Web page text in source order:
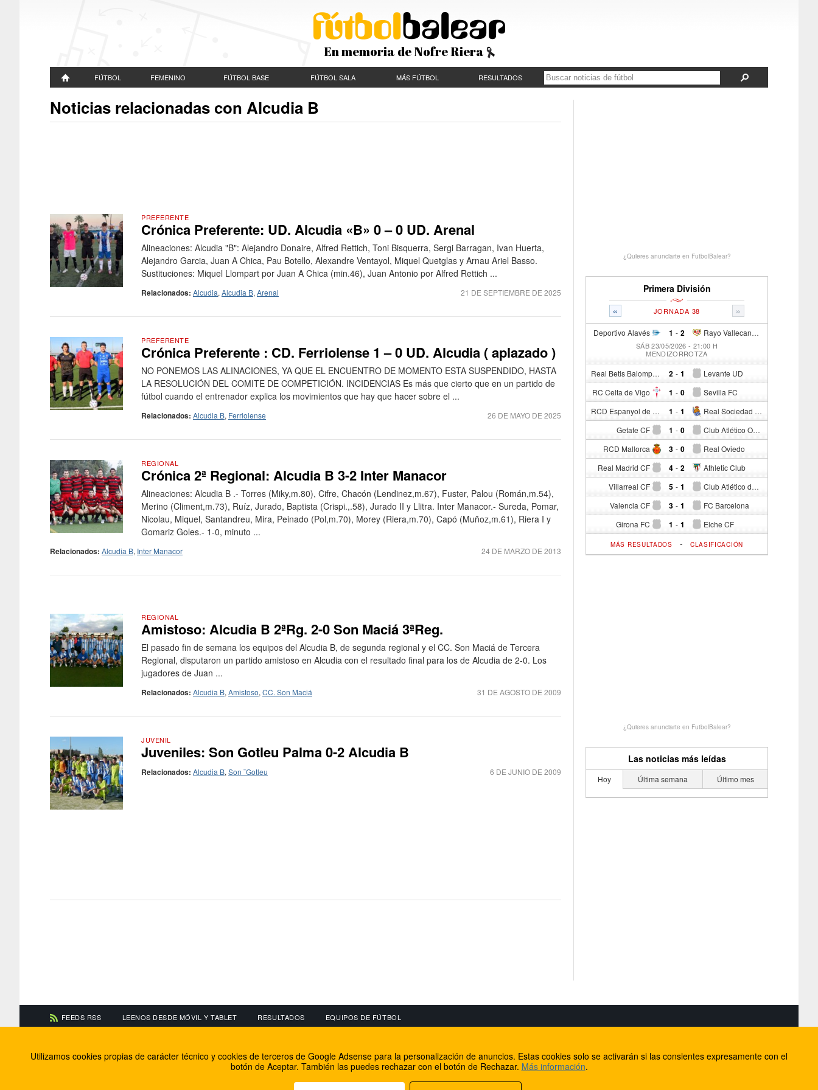
En memoria de Nofre Riera
FÚTBOL FEMENINO FÚTBOL BASE FÚTBOL SALA MÁS FÚTBOL RESULTADOS
Noticias relacionadas con Alcudia B
PREFERENTE
Crónica Preferente: UD. Alcudia «B» 0 – 0 UD. Arenal
Alineaciones: Alcudia "B": Alejandro Donaire, Alfred Rettich, Toni Bisquerra, Sergi Barragan, Ivan Huerta,
Alejandro Garcia, Juan A Chica, Pau Botello, Alexandre Ventayol, Miquel Quetglas y Arnau Ariel Basso.
Sustituciones: Miquel Llompart por Juan A Chica (min.46), Juan Antonio por Alfred Rettich ...
21 DE SEPTIEMBRE DE 2025
Relacionados: Alcudia, Alcudia B, Arenal
PREFERENTE
Crónica Preferente : CD. Ferriolense 1 – 0 UD. Alcudia ( aplazado )
NO PONEMOS LAS ALINACIONES, YA QUE EL ENCUENTRO DE MOMENTO ESTA SUSPENDIDO, HASTA
LA RESOLUCIÓN DEL COMITE DE COMPETICIÓN. INCIDENCIAS Es más que cierto que en un partido de
fútbol cuando el entrenador explica los movimientos que hay que hacer sobre el ...
26 DE MAYO DE 2025
Relacionados: Alcudia B, Ferriolense
REGIONAL
Crónica 2ª Regional: Alcudia B 3-2 Inter Manacor
Alineaciones: Alcudia B .- Torres (Miky,m.80), Cifre, Chacón (Lendinez,m.67), Fuster, Palou (Román,m.54),
Merino (Climent,m.73), Ruíz, Jurado, Baptista (Crispi.,.58), Jurado II y Llitra. Inter Manacor.- Sureda, Pomar,
Nicolau, Miquel, Santandreu, Mira, Peinado (Pol,m.70), Morey (Riera,m.70), Capó (Muñoz,m.61), Riera I y
Gomariz Goles.- 1-0, minuto ...
24 DE MARZO DE 2013
Relacionados: Alcudia B, Inter Manacor
REGIONAL
Amistoso: Alcudia B 2ªRg. 2-0 Son Maciá 3ªReg.
El pasado fin de semana los equipos del Alcudia B, de segunda regional y el CC. Son Maciá de Tercera
Regional, disputaron un partido amistoso en Alcudia con el resultado final para los de Alcudia de 2-0. Los
jugadores de Juan ...
31 DE AGOSTO DE 2009
Relacionados: Alcudia B, Amistoso, CC. Son Maciá
JUVENIL
Juveniles: Son Gotleu Palma 0-2 Alcudia B
6 DE JUNIO DE 2009
Relacionados: Alcudia B, Son ¨Gotleu
¿Quieres anunciarte en FutbolBalear?
Primera División
« »
JORNADA 38
Deportivo Alavés 1 - Rayo Vallecano de Madrid
2
SÁB 23/05/2026 - 21:00 H
MENDIZORROTZA
Real Betis Balompié 2 - Levante UD
1
RC Celta de Vigo 1 - Sevilla FC
0
RCD Espanyol de Barcelona 1 - Real Sociedad de Fútbol
1
Getafe CF 1 - Club Atlético Osasuna
0
RCD Mallorca 3 - Real Oviedo
0
Real Madrid CF 4 - Athletic Club
2
Villarreal CF 5 - Club Atlético de Madrid
1
Valencia CF 3 - FC Barcelona
1
Girona FC 1 - Elche CF
1
MÁS RESULTADOS - CLASIFICACIÓN
¿Quieres anunciarte en FutbolBalear?
Las noticias más leídas
Hoy Última semana Último mes
FEEDS RSS LEENOS DESDE MÓVIL Y TABLET RESULTADOS EQUIPOS DE FÚTBOL
Información de contacto
El equipo de FútbolBalear
Soluciones Corporativas IP
Facebook
Twitter
Internet Rural Mallorca
Registro de dominios
Utilizamos cookies propias de carácter técnico y cookies de terceros de Google Adsense para la personalización de anuncios. Estas cookies solo se activarán si las consientes expresamente con el
botón de Aceptar. También las puedes rechazar con el botón de Rechazar. Más información.